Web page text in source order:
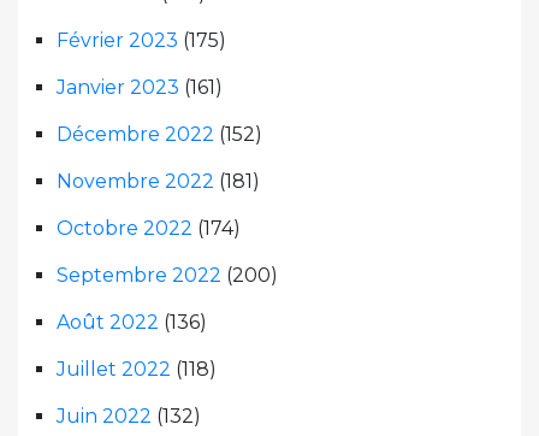
Février 2023 (175)
Janvier 2023 (161)
Décembre 2022 (152)
Novembre 2022 (181)
Octobre 2022 (174)
Septembre 2022 (200)
Août 2022 (136)
Juillet 2022 (118)
Juin 2022 (132)